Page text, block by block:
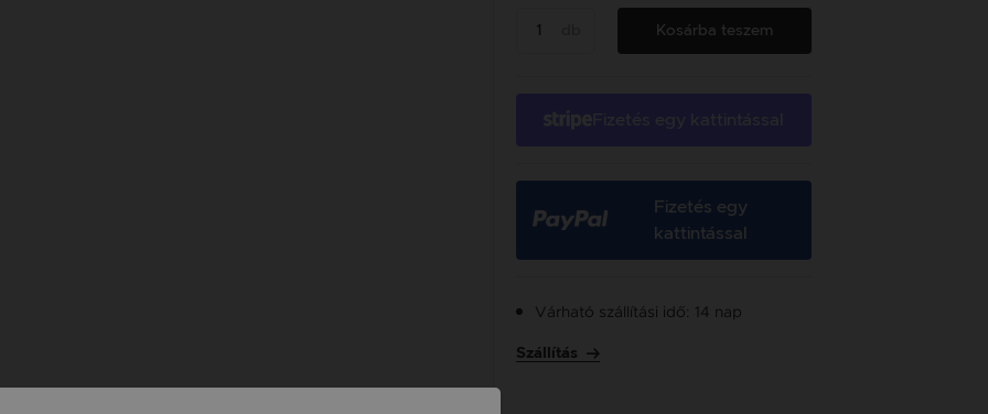
Kosárba teszem
Fizetés egy
kattintással
Várható szállítási idő: 14 nap
Szállítás